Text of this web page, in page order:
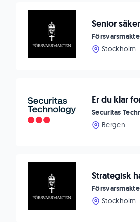
Stockholm
Securitas
Bergen
Stockholm